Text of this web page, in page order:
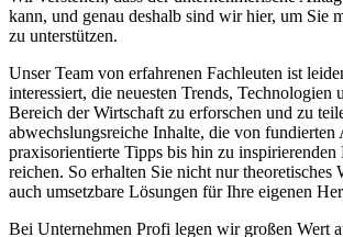
kann, und genau deshalb sind wir hier, um Sie
zu unterstützen.
Unser Team von erfahrenen Fachleuten ist
interessiert, die neuesten Trends, Technologien
Bereich der Wirtschaft zu erforschen und zu
abwechslungsreiche Inhalte, die von fundierten
praxisorientierte Tipps bis hin zu inspirierenden
reichen. So erhalten Sie nicht nur theoretisches
auch umsetzbare Lösungen für Ihre eigenen
Bei Unternehmen Profi legen wir großen Wert